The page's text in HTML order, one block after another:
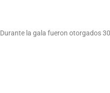
Durante la gala fueron otorgados